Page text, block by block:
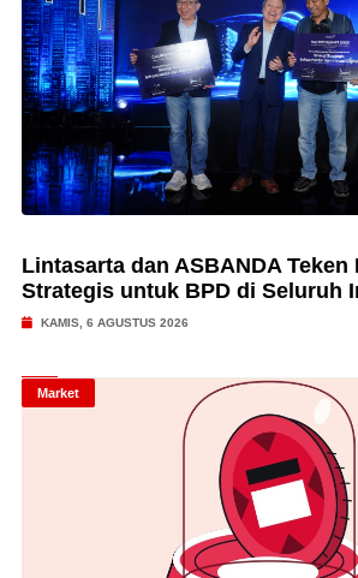
Lintasarta dan ASBANDA Teken
Strategis untuk BPD di Seluruh
KAMIS, 6 AGUSTUS 2026
Market